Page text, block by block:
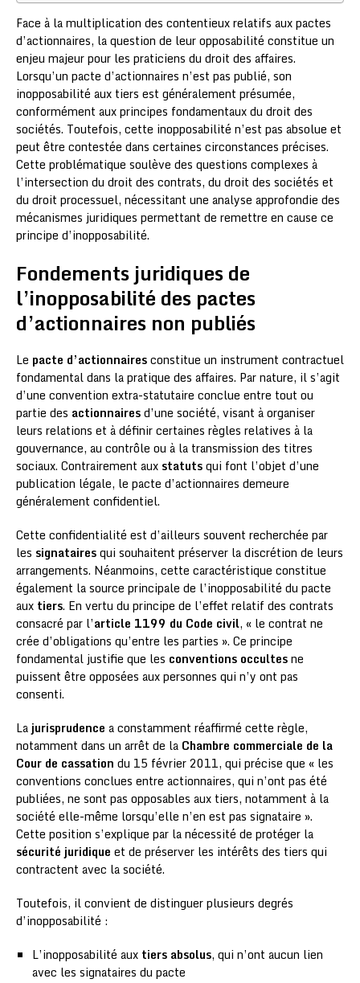
Face à la multiplication des contentieux relatifs aux pactes
d’actionnaires, la question de leur opposabilité constitue un
enjeu majeur pour les praticiens du droit des affaires.
Lorsqu’un pacte d’actionnaires n’est pas publié, son
inopposabilité aux tiers est généralement présumée,
conformément aux principes fondamentaux du droit des
sociétés. Toutefois, cette inopposabilité n’est pas absolue et
peut être contestée dans certaines circonstances précises.
Cette problématique soulève des questions complexes à
l’intersection du droit des contrats, du droit des sociétés et
du droit processuel, nécessitant une analyse approfondie des
mécanismes juridiques permettant de remettre en cause ce
principe d’inopposabilité.
Fondements juridiques de
l’inopposabilité des pactes
d’actionnaires non publiés
Le pacte d’actionnairesconstitue un instrument contractuel
fondamental dans la pratique des affaires. Par nature, il s’agit
d’une convention extra-statutaire conclue entre tout ou
partie des actionnairesd’une société, visant à organiser
leurs relations et à définir certaines règles relatives à la
gouvernance, au contrôle ou à la transmission des titres
sociaux. Contrairement aux statutsqui font l’objet d’une
publication légale, le pacte d’actionnaires demeure
généralement confidentiel.
Cette confidentialité est d’ailleurs souvent recherchée par
les signatairesqui souhaitent préserver la discrétion de leurs
arrangements. Néanmoins, cette caractéristique constitue
également la source principale de l’inopposabilité du pacte
aux tiers. En vertu du principe de l’effet relatif des contrats
consacré par l’article 1199 du Code civil, « le contrat ne
crée d’obligations qu’entre les parties ». Ce principe
fondamental justifie que les conventions occultesne
puissent être opposées aux personnes qui n’y ont pas
consenti.
La jurisprudence a constamment réaffirmé cette règle,
notamment dans un arrêt de la Chambre commerciale de la
Cour de cassation du 15 février 2011, qui précise que « les
conventions conclues entre actionnaires, qui n’ont pas été
publiées, ne sont pas opposables aux tiers, notamment à la
société elle-même lorsqu’elle n’en est pas signataire ».
Cette position s’explique par la nécessité de protéger la
sécurité juridique et de préserver les intérêts des tiers qui
contractent avec la société.
Toutefois, il convient de distinguer plusieurs degrés
d’inopposabilité :
L’inopposabilité aux tiers absolus, qui n’ont aucun lien
avec les signataires du pacte